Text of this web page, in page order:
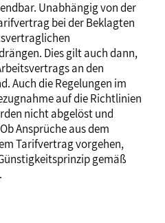
Unabhängig von der
bei der Beklagten
Dies gilt auch dann,
an den
Auch die Regelungen im
auf die Richtlinien
nicht abgelöst und
Ansprüche aus dem
Tarifvertrag vorgehen,
gemäß